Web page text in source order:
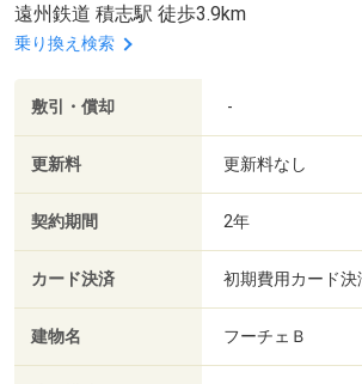
遠州鉄道 積志駅 徒歩3.9km
乗り換え検索
敷引・償却 -
更新料 更新料なし
契約期間 2年
カード決済 初期費用カード決
建物名 フーチェＢ